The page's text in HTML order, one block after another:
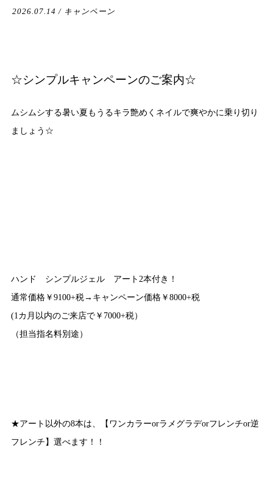
2026.07.14 / キャンペーン
☆シンプルキャンペーンのご案内☆
ムシムシする暑い夏もうるキラ艶めくネイルで爽やかに乗り切り
ましょう☆
ハンド シンプルジェル アート2本付き！
通常価格￥9100+税→キャンペーン価格￥8000+税
(1カ月以内のご来店で￥7000+税）
（担当指名料別途）
★アート以外の8本は、【ワンカラーorラメグラデorフレンチor逆
フレンチ】選べます！！